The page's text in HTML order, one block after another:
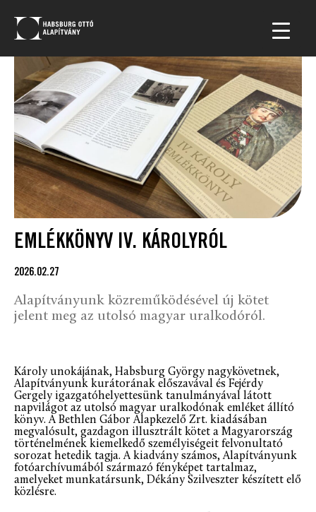
EMLÉKKÖNYV IV. KÁROLYRÓL
2026.02.27
Alapítványunk közreműködésével új kötet
jelent meg az utolsó magyar uralkodóról.
Károly unokájának, Habsburg György nagykövetnek,
Alapítványunk kurátorának előszavával és Fejérdy
Gergely igazgatóhelyettesünk tanulmányával látott
napvilágot az utolsó magyar uralkodónak emléket állító
könyv. A Bethlen Gábor Alapkezelő Zrt. kiadásában
megvalósult, gazdagon illusztrált kötet a Magyarország
történelmének kiemelkedő személyiségeit felvonultató
sorozat hetedik tagja. A kiadvány számos, Alapítványunk
fotóarchívumából származó fényképet tartalmaz,
amelyeket munkatársunk, Dékány Szilveszter készített elő
közlésre.